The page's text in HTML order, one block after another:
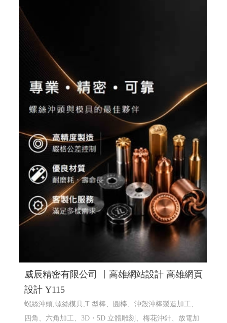
威辰精密有限公司 〡高雄網站設計 高雄網頁
設計 Y115
螺絲沖頭,螺絲模具,T 型棒、圓棒、沖殼沖棒製造加工、
四角、六角加工、3D・5D 立體雕刻、梅花沖針、放電加